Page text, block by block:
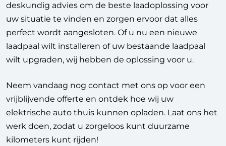
deskundig advies om de beste laadoplossing voor
uw situatie te vinden en zorgen ervoor dat alles
perfect wordt aangesloten. Of u nu een nieuwe
laadpaal wilt installeren of uw bestaande laadpaal
wilt upgraden, wij hebben de oplossing voor u.
Neem vandaag nog contact met ons op voor een
vrijblijvende offerte en ontdek hoe wij uw
elektrische auto thuis kunnen opladen. Laat ons het
werk doen, zodat u zorgeloos kunt duurzame
kilometers kunt rijden!